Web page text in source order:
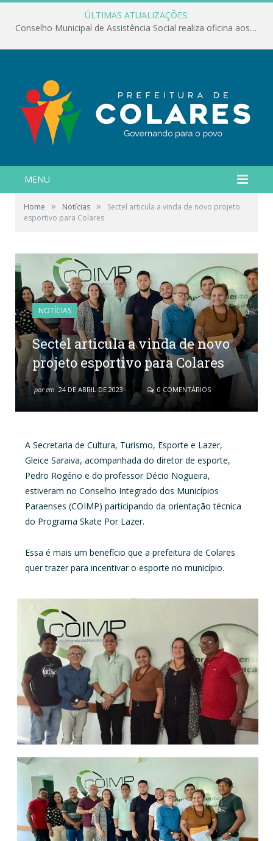
ÚLTIMAS ATUALIZAÇÕES:
Conselho Municipal de Assistência Social realiza oficina aos servidores
MENU
Home » Notícias »
Sectel articula a vinda de novo projeto
esportivo para Colares
NOTÍCIAS
Sectel articula a vinda de novo
projeto esportivo para Colares
porem 24 DE ABRIL DE 2023 0 COMENTÁRIOS
A Secretaria de Cultura, Turismo, Esporte e Lazer,
Gleice Saraiva, acompanhada do diretor de esporte,
Pedro Rogério e do professor Décio Nogueira,
estiveram no Conselho Integrado dos Municípios
Paraenses (COIMP) participando da orientação técnica
do Programa Skate Por Lazer.
Essa é mais um benefício que a prefeitura de Colares
quer trazer para incentivar o esporte no município.